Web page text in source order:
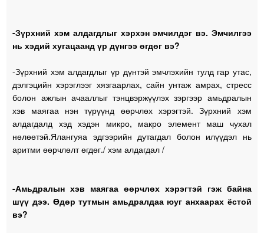
-Зүрхний хэм алдагдлыг хэрхэн эмчилдэг вэ. Эмчилгээ
нь хэдий хугацаанд үр дүнгээ өгдөг вэ?
-Зүрхний хэм алдагдлыг үр дүнтэй эмчлэхийн тулд гар утас,
дэлгэцийн хэрэглээг хязгаарлах, сайн унтаж амрах, стресс
болон ажлын ачааллыг тэнцвэржүүлэх зэргээр амьдралын
хэв маягаа нэн түрүүнд өөрчлөх хэрэгтэй. Зүрхний хэм
алдагдалд хэд хэдэн микро, макро элемент маш чухал
нөлөөтэй.Ялангуяа эдгээрийн дутагдал болон илүүдэл нь
аритми өөрчлөлт өгдөг./ хэм алдагдал /
-Амьдралын хэв маягаа өөрчлөх хэрэгтэй гэж байна
шүү дээ. Өдөр тутмын амьдралдаа юуг анхаарах ёстой
вэ?